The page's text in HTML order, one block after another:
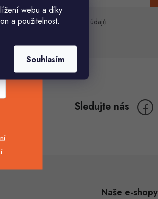
webu a díky
a použitelnost.
Souhlasím
podmínkami ochrany osobních údajů
Naše e-shopy